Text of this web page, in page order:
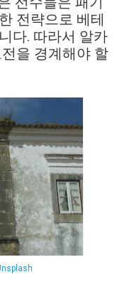
전략으로 베테
다. 따라서 알카
을 경계해야 할